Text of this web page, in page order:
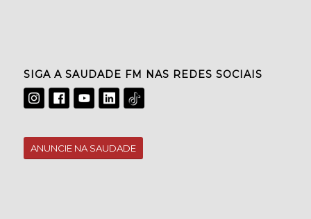
SIGA A SAUDADE FM NAS REDES SOCIAIS
ANUNCIE NA SAUDADE